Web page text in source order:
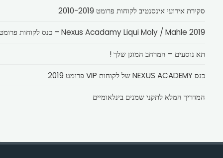
סקירת אירועי אינסנטיב לקוחות פרומט 2010-2019
Nexus Acadamy Liqui Moly / Mahle 2019 – כנס לקוחות פרומט
תא נוסעים – המרחב המוגן שלך !
כנס NEXUS ACADEMY של לקוחות VIP פרומט 2019
המדריך המלא לתקני שמנים בינלאומיים